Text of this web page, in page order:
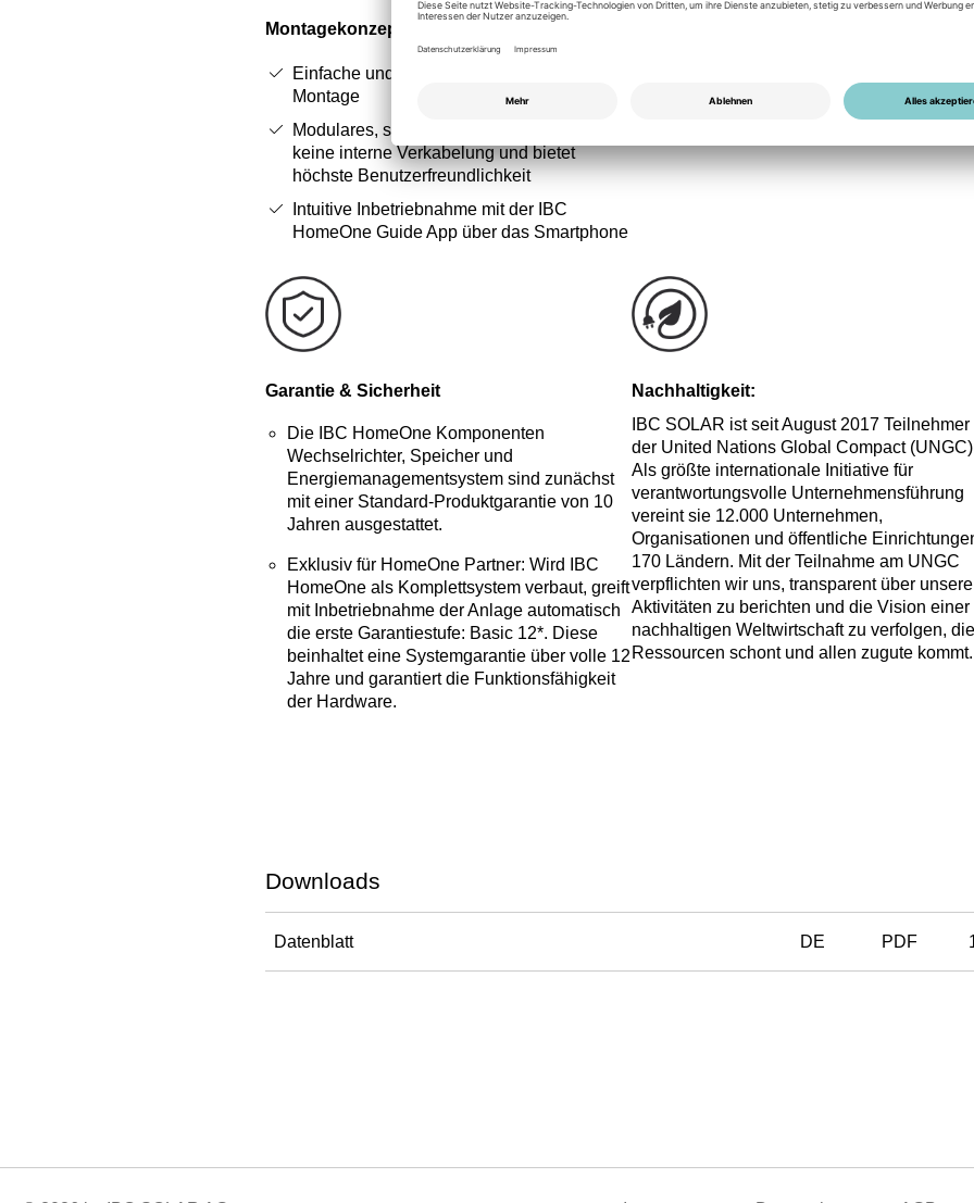
Montagekonzept:
Einfache und schnelle Ein-Personen-
Montage
Modulares, stapelbares Design benötigt
keine interne Verkabelung und bietet
höchste Benutzerfreundlichkeit
Intuitive Inbetriebnahme mit der IBC
HomeOne Guide App über das Smartphone
20,48 kWh
Garantie & Sicherheit
Die IBC HomeOne Komponenten
Wechselrichter, Speicher und
Energiemanagementsystem sind zunächst
mit einer Standard-Produktgarantie von 10
Jahren ausgestattet.
Exklusiv für HomeOne Partner: Wird IBC
HomeOne als Komplettsystem verbaut, greift
mit Inbetriebnahme der Anlage automatisch
die erste Garantiestufe: Basic 12*. Diese
beinhaltet eine Systemgarantie über volle 12
Jahre und garantiert die Funktionsfähigkeit
der Hardware.
Nachhaltigkeit:
IBC SOLAR ist seit August 2017 Teilnehmer
der United Nations Global Compact
Als größte internationale Initiative für
verantwortungsvolle Unternehmensführung
vereint sie 12.000 Unternehmen,
Organisationen und öffentliche
170 Ländern. Mit der Teilnahme am UNGC
verpflichten wir uns, transparent über unsere
Aktivitäten zu berichten und die Vision einer
nachhaltigen Weltwirtschaft zu verfolgen, die
Ressourcen schont und allen zugute kommt.
Downloads
Datenblatt DE PDF